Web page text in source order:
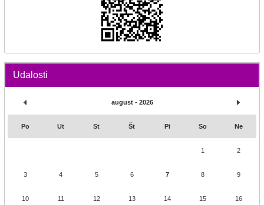
Udalosti
august - 2026
Po Ut St Št Pi So Ne
1 2
3 4 5 6 7 8 9
10 11 12 13 14 15 16